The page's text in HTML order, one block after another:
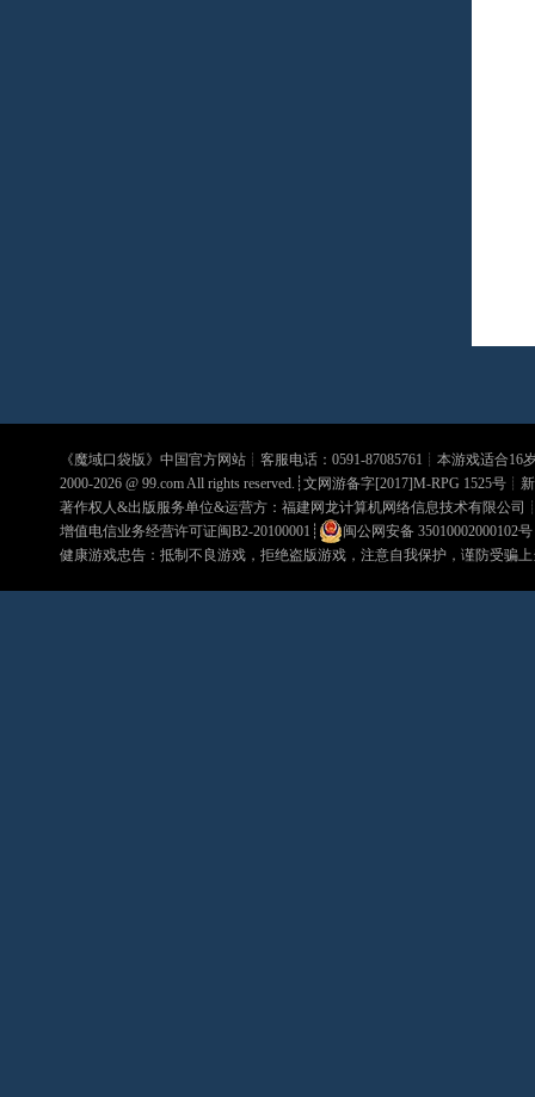
《魔域口袋版》中国官方网站┊客服电话：0591-87085761┊本游戏适合16
2000-2026 @ 99.comAll rights reserved.┊文网游备字[2017]M-RPG 1525号┊
著作权人&出版服务单位&运营方：福建网龙计算机网络信息技术有限公司
增值电信业务经营许可证闽B2-20100001 ┊ 闽公网安备 35010002000102号
健康游戏忠告：抵制不良游戏，拒绝盗版游戏，注意自我保护，谨防受骗